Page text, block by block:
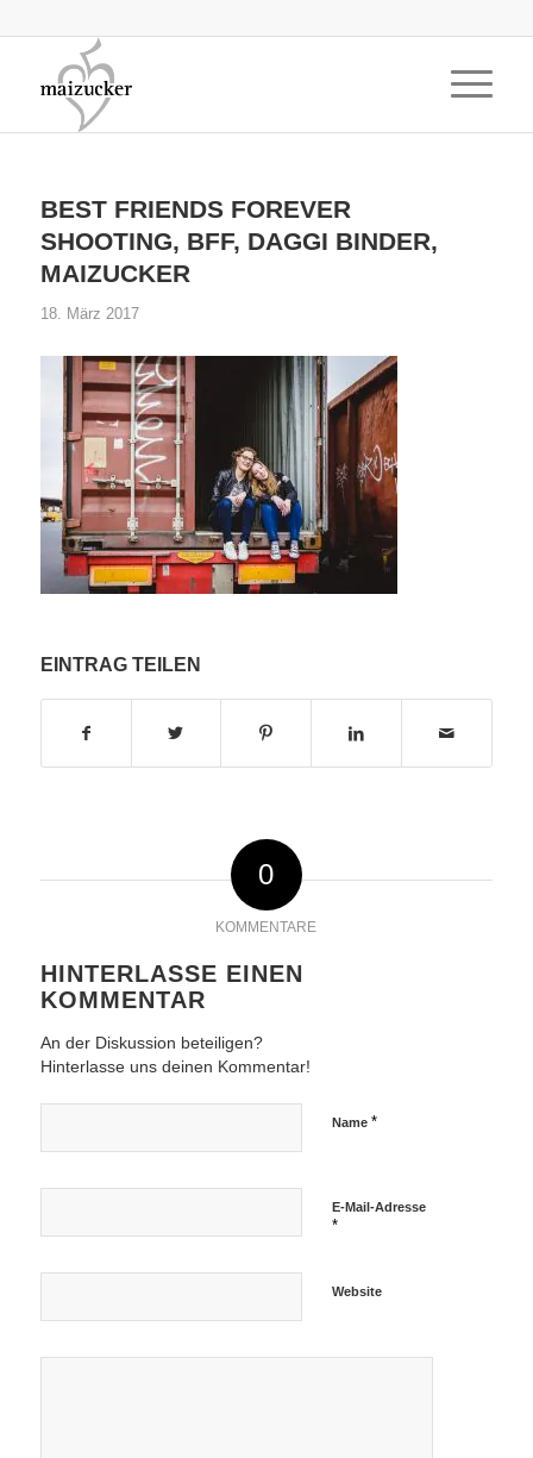
BEST FRIENDS FOREVER
SHOOTING, BFF, DAGGI BINDER,
MAIZUCKER
18. März 2017
EINTRAG TEILEN
0
KOMMENTARE
HINTERLASSE EINEN
KOMMENTAR
An der Diskussion beteiligen?
Hinterlasse uns deinen Kommentar!
Name *
E-Mail-Adresse
*
Website